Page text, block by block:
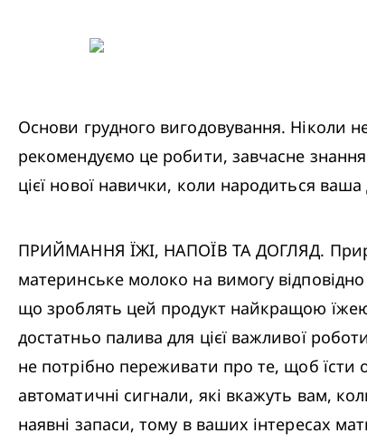
Основи грудного вигодовування. Ніколи
рекомендуємо це робити, завчасне
цієї нової навички, коли народиться
ПРИЙМАННЯ ЇЖІ, НАПОЇВ ТА ДОГЛЯД.
материнське молоко на вимогу
що зроблять цей продукт найкращою
достатньо палива для цієї важливої
не потрібно переживати про те, щоб їсти
автоматичні сигнали, які вкажуть вам,
наявні запаси, тому в ваших інтересах